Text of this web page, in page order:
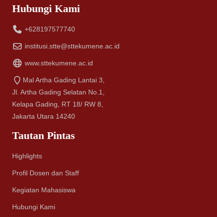
Hubungi Kami
+628197577740
institusi.stte@sttekumene.ac.id
www.sttekumene.ac.id
Mal Artha Gading Lantai 3,
Jl. Artha Gading Selatan No.1,
Kelapa Gading, RT 18/ RW 8,
Jakarta Utara 14240
Tautan Pintas
Highlights
Profil Dosen dan Staff
Kegiatan Mahasiswa
Hubungi Kami